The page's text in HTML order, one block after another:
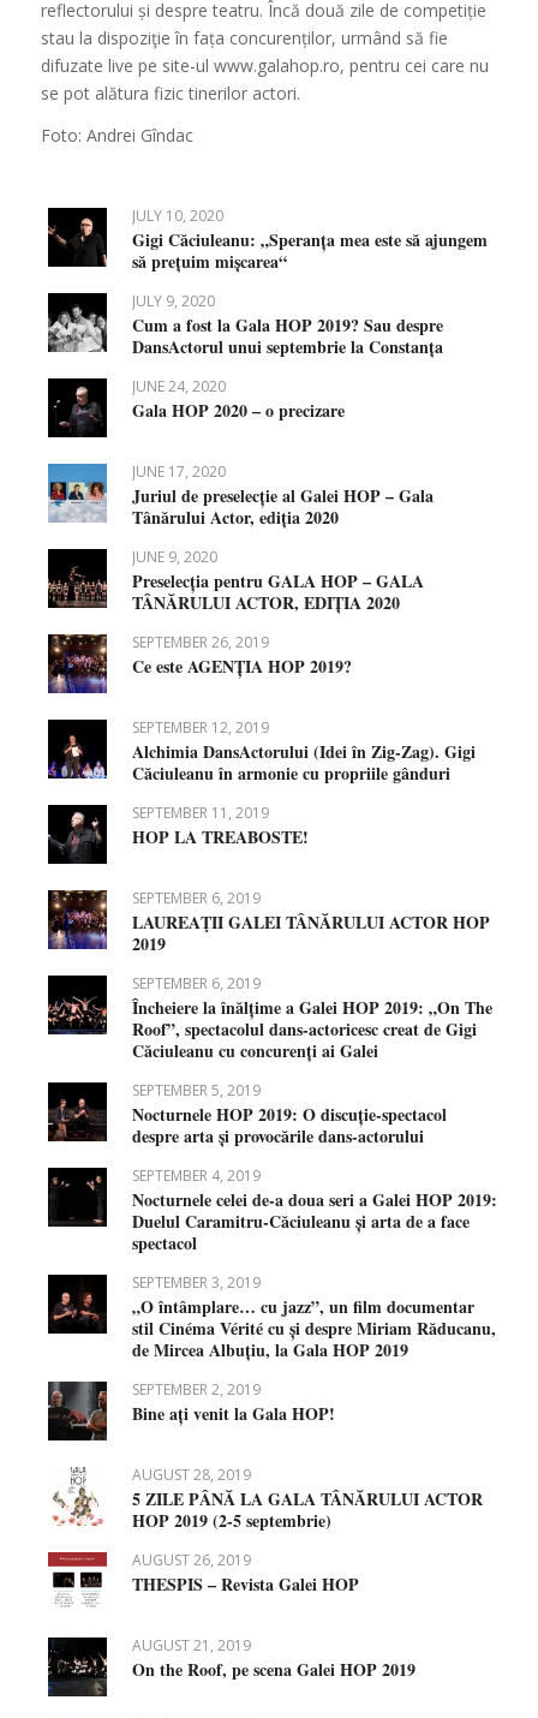
reflectorului și despre teatru. Încă două zile de competiție
stau la dispoziţie în fața concurenților, urmând să fie
difuzate live pe site-ul www.galahop.ro, pentru cei care nu
se pot alătura fizic tinerilor actori.
Foto: Andrei Gîndac
JULY 10, 2020
Gigi Căciuleanu: „Speranța mea este să ajungem
să prețuim mișcarea“
JULY 9, 2020
Cum a fost la Gala HOP 2019? Sau despre
DansActorul unui septembrie la Constanța
JUNE 24, 2020
Gala HOP 2020 – o precizare
JUNE 17, 2020
Juriul de preselecție al Galei HOP – Gala
Tânărului Actor, ediția 2020
JUNE 9, 2020
Preselecția pentru GALA HOP – GALA
TÂNĂRULUI ACTOR, EDIȚIA 2020
SEPTEMBER 26, 2019
Ce este AGENȚIA HOP 2019?
SEPTEMBER 12, 2019
Alchimia DansActorului (Idei în Zig-Zag). Gigi
Căciuleanu în armonie cu propriile gânduri
SEPTEMBER 11, 2019
HOP LA TREABOSTE!
SEPTEMBER 6, 2019
LAUREAŢII GALEI TÂNĂRULUI ACTOR HOP
2019
SEPTEMBER 6, 2019
Încheiere la înălțime a Galei HOP 2019: „On The
Roof”, spectacolul dans-actoricesc creat de Gigi
Căciuleanu cu concurenți ai Galei
SEPTEMBER 5, 2019
Nocturnele HOP 2019: O discuție-spectacol
despre arta și provocările dans-actorului
SEPTEMBER 4, 2019
Nocturnele celei de-a doua seri a Galei HOP 2019:
Duelul Caramitru-Căciuleanu și arta de a face
spectacol
SEPTEMBER 3, 2019
„O întâmplare… cu jazz”, un film documentar
stil Cinéma Vérité cu și despre Miriam Răducanu,
de Mircea Albuțiu, la Gala HOP 2019
SEPTEMBER 2, 2019
Bine ați venit la Gala HOP!
AUGUST 28, 2019
5 ZILE PÂNĂ LA GALA TÂNĂRULUI ACTOR
HOP 2019 (2-5 septembrie)
AUGUST 26, 2019
THESPIS – Revista Galei HOP
AUGUST 21, 2019
On the Roof, pe scena Galei HOP 2019